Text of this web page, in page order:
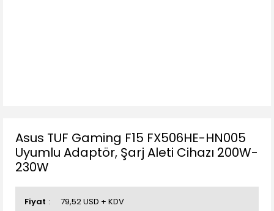
Asus TUF Gaming F15 ‎FX506HE-HN005
Uyumlu Adaptör, Şarj Aleti Cihazı 200W-
230W
Fiyat 79,52 USD + KDV